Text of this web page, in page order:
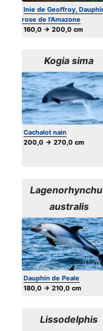
Inie de Geoffroy,
rose de l'Amazone
160,0 → 200,0 cm
Kogia sima
Cachalot nain
200,0 → 270,0 cm
australis
Dauphin de Peale
180,0 → 210,0 cm
Lissodelphis